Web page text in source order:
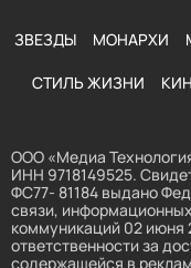
ЗВЕЗДЫ МОНАРХИ
СТИЛЬ ЖИЗНИ
ООО «Медиа
ИНН 9718149525.
ФС77- 81184 выдано
связи,
коммуникаций 02 июня
ответственности за
содержащейся в